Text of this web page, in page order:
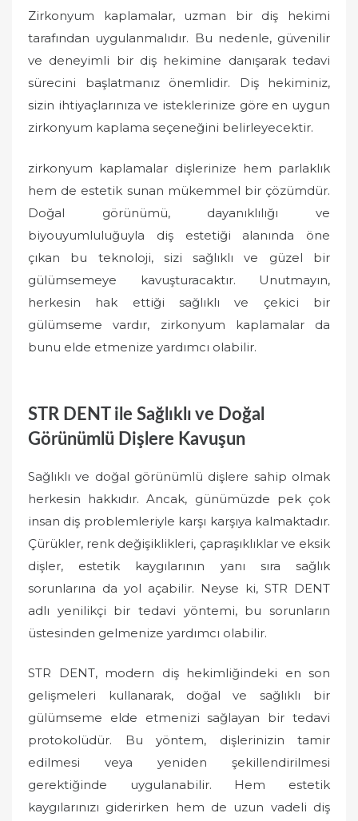
Zirkonyum kaplamalar, uzman bir diş hekimi
tarafından uygulanmalıdır. Bu nedenle, güvenilir
ve deneyimli bir diş hekimine danışarak tedavi
sürecini başlatmanız önemlidir. Diş hekiminiz,
sizin ihtiyaçlarınıza ve isteklerinize göre en uygun
zirkonyum kaplama seçeneğini belirleyecektir.
zirkonyum kaplamalar dişlerinize hem parlaklık
hem de estetik sunan mükemmel bir çözümdür.
Doğal görünümü, dayanıklılığı ve
biyouyumluluğuyla diş estetiği alanında öne
çıkan bu teknoloji, sizi sağlıklı ve güzel bir
gülümsemeye kavuşturacaktır. Unutmayın,
herkesin hak ettiği sağlıklı ve çekici bir
gülümseme vardır, zirkonyum kaplamalar da
bunu elde etmenize yardımcı olabilir.
STR DENT ile Sağlıklı ve Doğal
Görünümlü Dişlere Kavuşun
Sağlıklı ve doğal görünümlü dişlere sahip olmak
herkesin hakkıdır. Ancak, günümüzde pek çok
insan diş problemleriyle karşı karşıya kalmaktadır.
Çürükler, renk değişiklikleri, çapraşıklıklar ve eksik
dişler, estetik kaygılarının yanı sıra sağlık
sorunlarına da yol açabilir. Neyse ki, STR DENT
adlı yenilikçi bir tedavi yöntemi, bu sorunların
üstesinden gelmenize yardımcı olabilir.
STR DENT, modern diş hekimliğindeki en son
gelişmeleri kullanarak, doğal ve sağlıklı bir
gülümseme elde etmenizi sağlayan bir tedavi
protokolüdür. Bu yöntem, dişlerinizin tamir
edilmesi veya yeniden şekillendirilmesi
gerektiğinde uygulanabilir. Hem estetik
kaygılarınızı giderirken hem de uzun vadeli diş